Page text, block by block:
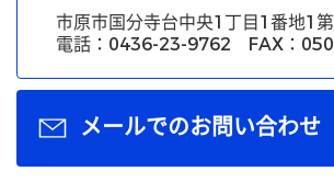
市原市国分寺台中央1丁目1番地1
電話：0436-23-9762 FAX：
メールでのお問い合わせ